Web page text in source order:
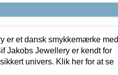
er et dansk smykkemærke med
Jakobs Jewellery er kendt for
univers. Klik her for at se